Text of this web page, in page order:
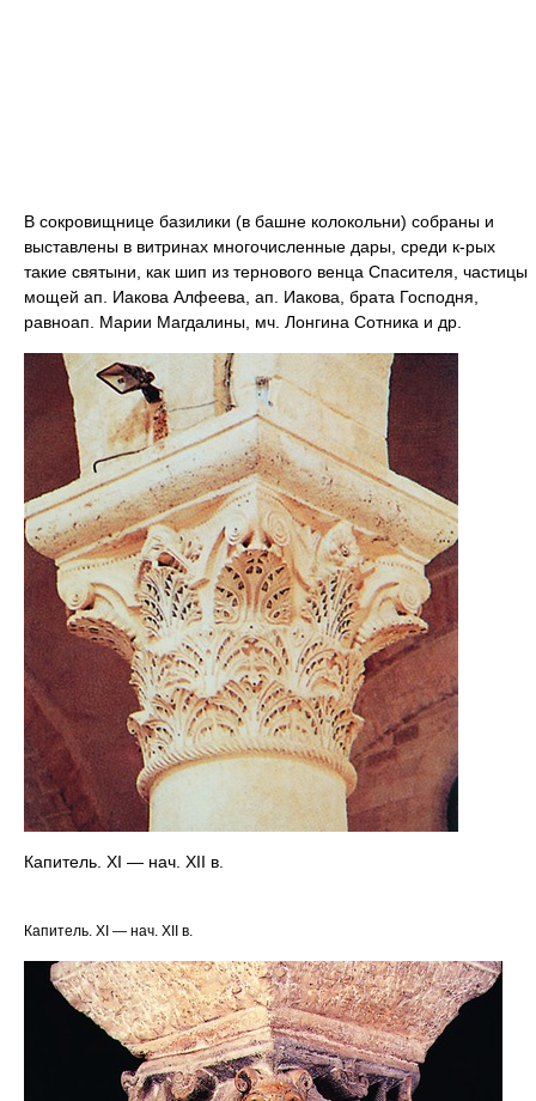
В сокровищнице базилики (в башне колокольни) собраны и
выставлены в витринах многочисленные дары, среди к-рых
такие святыни, как шип из тернового венца Спасителя, частицы
мощей ап. Иакова Алфеева, ап. Иакова, брата Господня,
равноап. Марии Магдалины, мч. Лонгина Сотника и др.
Капитель. XI — нач. XII в.
Капитель. XI — нач. XII в.